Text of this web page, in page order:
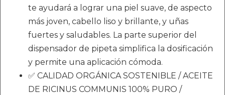
te ayudará a lograr una piel suave, de aspecto
más joven, cabello liso y brillante, y uñas
fuertes y saludables. La parte superior del
dispensador de pipeta simplifica la dosificación
y permite una aplicación cómoda.
✅ CALIDAD ORGÁNICA SOSTENIBLE / ACEITE
DE RICINUS COMMUNIS 100% PURO /